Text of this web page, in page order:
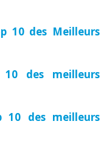
10 des Meilleurs
10 des meilleurs
10 des meilleurs